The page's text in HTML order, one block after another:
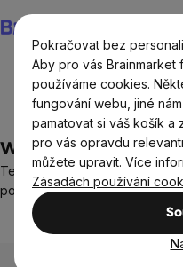
Pokračovat bez
Aby pro vás Brainmarket
používáme cookies.
fungování webu, jiné
pamatovat si váš košík a
pro vás opravdu
můžete upravit. Více
Zásadách používání
na
obsah
Přírodní kosmetika
WellMax® Tea Tree
Tea tree olej pro
poranění
Průměrné
hodnocení
produktu